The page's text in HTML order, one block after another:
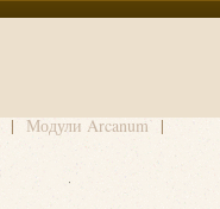
Модули Arcanum